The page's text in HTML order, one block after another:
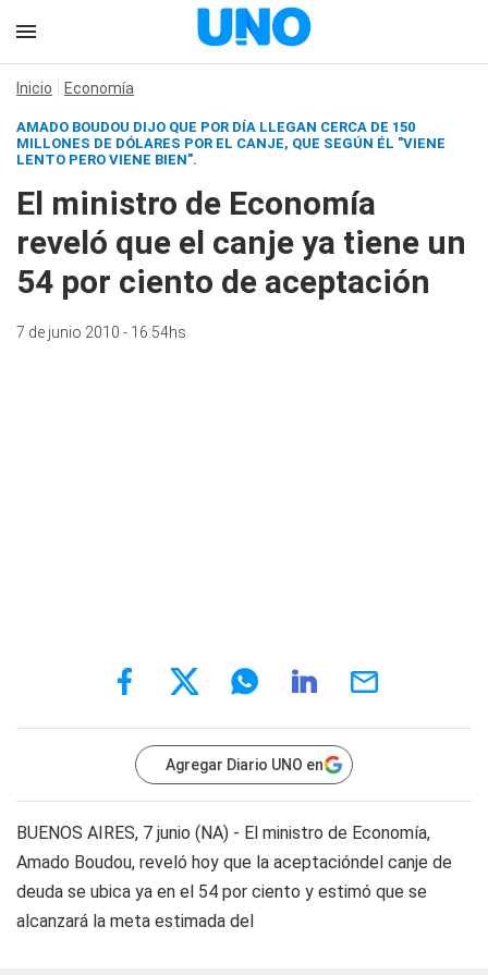
Inicio Economía
AMADO BOUDOU DIJO QUE POR DÍA LLEGAN CERCA DE 150
MILLONES DE DÓLARES POR EL CANJE, QUE SEGÚN ÉL "VIENE
LENTO PERO VIENE BIEN".
El ministro de Economía
reveló que el canje ya tiene un
54 por ciento de aceptación
7 de junio 2010 - 16:54hs
Agregar Diario UNO en
BUENOS AIRES, 7 junio (NA) - El ministro de Economía,
Amado Boudou, reveló hoy que la aceptacióndel canje de
deuda se ubica ya en el 54 por ciento y estimó que se
alcanzará la meta estimada del